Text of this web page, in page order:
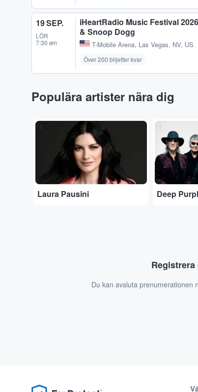
19 SEP.
LÖR
7:30 em
iHeartRadio Music Festival
& Snoop Dogg
T-Mobile Arena, Las Vegas, NV, US
Över 200 biljetter kvar
Populära artister nära dig
...
Laura Pausini Deep
Du kan avsluta prenumerationen